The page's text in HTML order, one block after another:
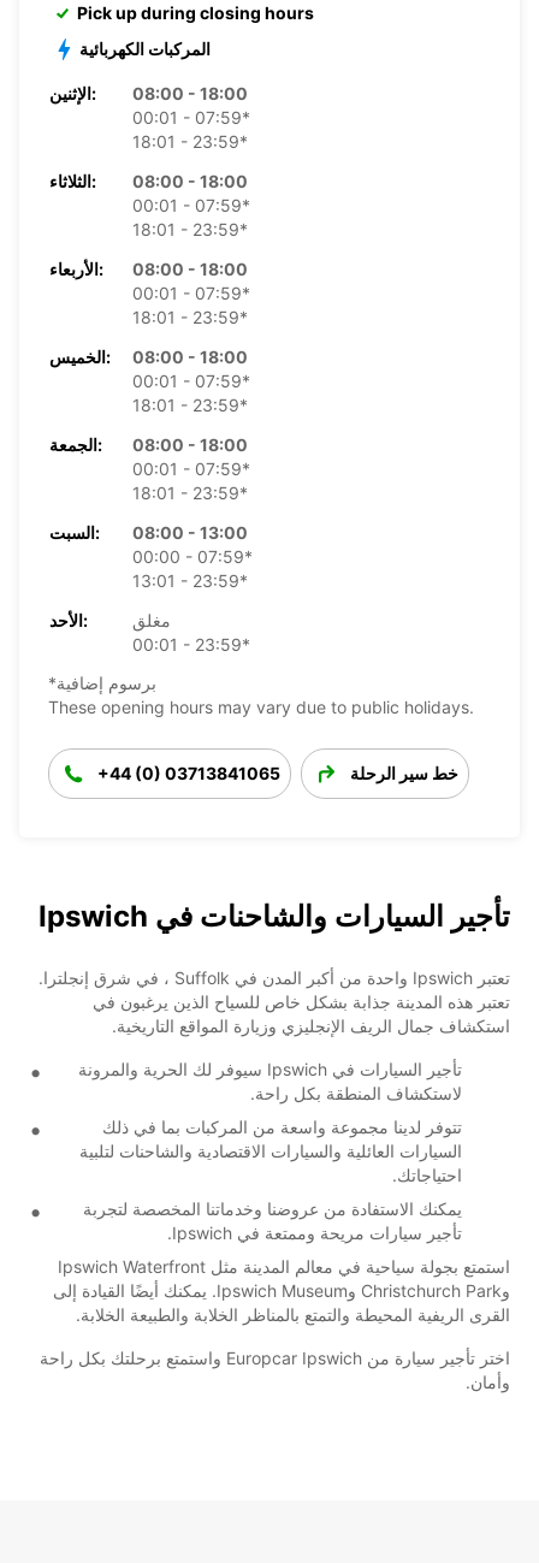
Pick up during closing hours
المركبات الكهربائية
الإثنين:
08:00 - 18:00
00:01 - 07:59*
18:01 - 23:59*
الثلاثاء:
08:00 - 18:00
00:01 - 07:59*
18:01 - 23:59*
الأربعاء:
08:00 - 18:00
00:01 - 07:59*
18:01 - 23:59*
الخميس:
08:00 - 18:00
00:01 - 07:59*
18:01 - 23:59*
الجمعة:
08:00 - 18:00
00:01 - 07:59*
18:01 - 23:59*
السبت:
08:00 - 13:00
00:00 - 07:59*
13:01 - 23:59*
الأحد:
مغلق
00:01 - 23:59*
*برسوم إضافية
These opening hours may vary due to public holidays.
+44 (0) 03713841065 خط سير الرحلة
تأجير السيارات والشاحنات في Ipswich
تعتبر Ipswich واحدة من أكبر المدن في Suffolk ، في شرق إنجلترا.
تعتبر هذه المدينة جذابة بشكل خاص للسياح الذين يرغبون في
استكشاف جمال الريف الإنجليزي وزيارة المواقع التاريخية.
تأجير السيارات في Ipswich سيوفر لك الحرية والمرونة
لاستكشاف المنطقة بكل راحة.
تتوفر لدينا مجموعة واسعة من المركبات بما في ذلك
السيارات العائلية والسيارات الاقتصادية والشاحنات لتلبية
احتياجاتك.
يمكنك الاستفادة من عروضنا وخدماتنا المخصصة لتجربة
تأجير سيارات مريحة وممتعة في Ipswich.
استمتع بجولة سياحية في معالم المدينة مثل Ipswich Waterfront
وChristchurch Park وIpswich Museum. يمكنك أيضًا القيادة إلى
القرى الريفية المحيطة والتمتع بالمناظر الخلابة والطبيعة الخلابة.
اختر تأجير سيارة من Europcar Ipswich واستمتع برحلتك بكل راحة
وأمان.